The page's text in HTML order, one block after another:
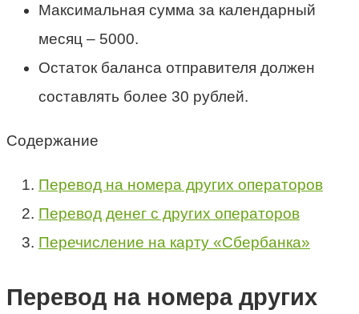
Максимальная сумма за календарный
месяц – 5000.
Остаток баланса отправителя должен
составлять более 30 рублей.
Содержание
Перевод на номера других операторов
Перевод денег с других операторов
Перечисление на карту «Сбербанка»
Перевод на номера других